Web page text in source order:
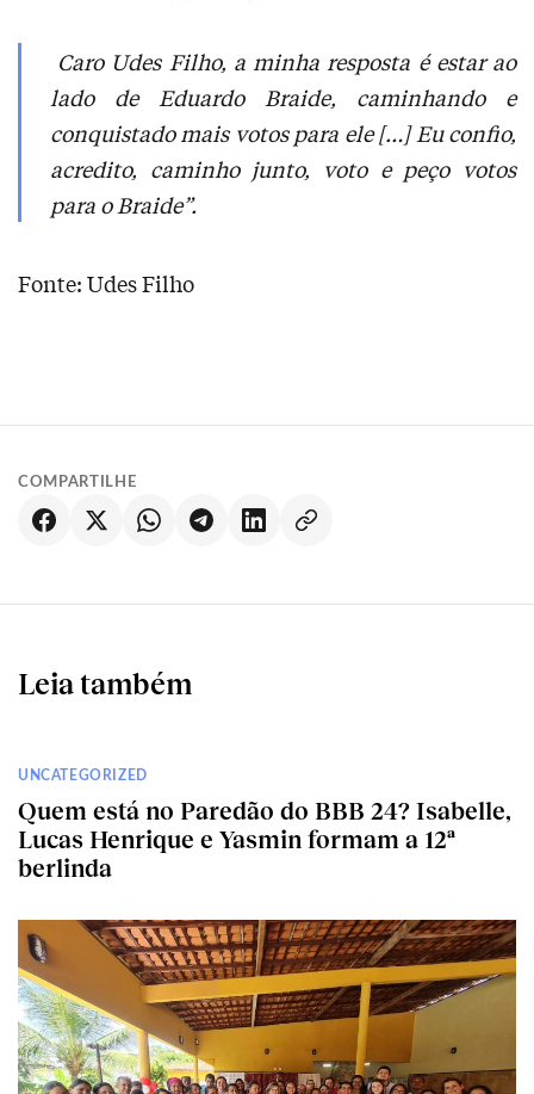
Caro Udes Filho, a minha resposta é estar ao
lado de Eduardo Braide, caminhando e
conquistado mais votos para ele […] Eu confio,
acredito, caminho junto, voto e peço votos
para o Braide”.
Fonte: Udes Filho
COMPARTILHE
Leia também
UNCATEGORIZED
Quem está no Paredão do BBB 24? Isabelle,
Lucas Henrique e Yasmin formam a 12ª
berlinda